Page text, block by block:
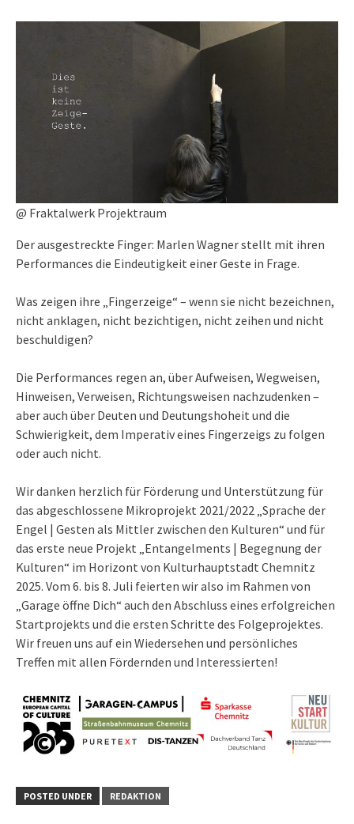
@ Fraktalwerk Projektraum
Der ausgestreckte Finger: Marlen Wagner stellt mit ihren
Performances die Eindeutigkeit einer Geste in Frage.
Was zeigen ihre „Fingerzeige“ – wenn sie nicht bezeichnen,
nicht anklagen, nicht bezichtigen, nicht zeihen und nicht
beschuldigen?
Die Performances regen an, über Aufweisen, Wegweisen,
Hinweisen, Verweisen, Richtungsweisen nachzudenken –
aber auch über Deuten und Deutungshoheit und die
Schwierigkeit, dem Imperativ eines Fingerzeigs zu folgen
oder auch nicht.
Wir danken herzlich für Förderung und Unterstützung für
das abgeschlossene Mikroprojekt 2021/2022 „Sprache der
Engel | Gesten als Mittler zwischen den Kulturen“ und für
das erste neue Projekt „Entangelments | Begegnung der
Kulturen“ im Horizont von Kulturhauptstadt Chemnitz
2025. Vom 6. bis 8. Juli feierten wir also im Rahmen von
„Garage öffne Dich“ auch den Abschluss eines erfolgreichen
Startprojekts und die ersten Schritte des Folgeprojektes.
Wir freuen uns auf ein Wiedersehen und persönliches
Treffen mit allen Fördernden und Interessierten!
POSTED UNDER REDAKTION